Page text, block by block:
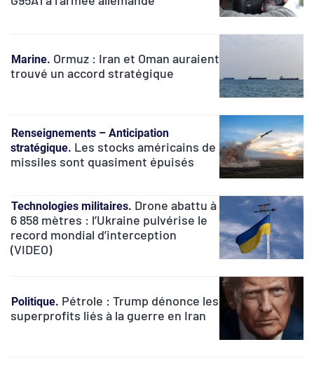
Marine Ormuz : Iran et Oman auraient
trouvé un accord stratégique
Renseignements – Anticipation
stratégique Les stocks américains de
missiles sont quasiment épuisés
Technologies militaires Drone abattu à
6 858 mètres : l’Ukraine pulvérise le
record mondial d’interception
(VIDEO)
Politique Pétrole : Trump dénonce les
superprofits liés à la guerre en Iran